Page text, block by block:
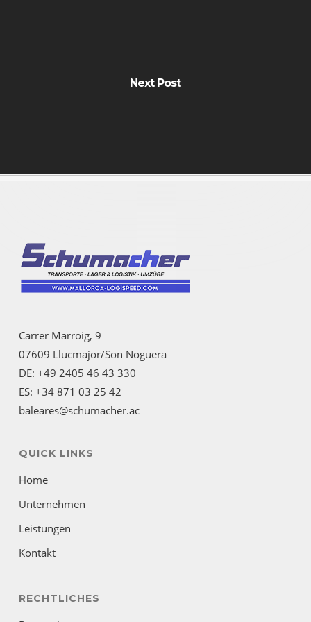
Next Post
Carrer Marroig, 9
07609 Llucmajor/Son Noguera
DE: +49 2405 46 43 330
ES: +34 871 03 25 42
baleares@schumacher.ac
QUICK LINKS
Home
Unternehmen
Leistungen
Kontakt
RECHTLICHES